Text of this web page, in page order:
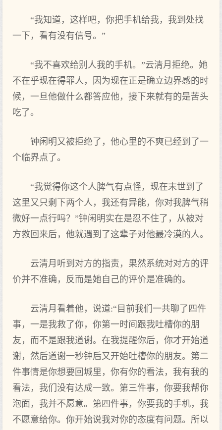
“我知道，这样吧，你把手机给我，我到处找
一下，看有没有信号。”
“我不喜欢给别人我的手机。”云清月拒绝。她
不在乎现在得罪人，因为现在正是确立边界感的时
候，一旦他做什么都答应他，接下来就有的是苦头
吃了。
钟闲明又被拒绝了，他心里的不爽已经到了一
个临界点了。
“我觉得你这个人脾气有点怪，现在末世到了
这里又只剩下两个人，我还有异能，你对我脾气稍
微好一点行吗？”钟闲明实在是忍不住了，从被对
方救回来后，他就遇到了这辈子对他最冷漠的人。
云清月听到对方的指责，果然系统对对方的评
价并不准确，反而是她自己的评价是准确的。
云清月看着他，说道:“目前我们一共聊了四件
事，一是我救了你，你第一时间跟我吐槽你的朋
友，而不是跟我道谢。在我提醒你后，你才开始道
谢，然后道谢一秒钟后又开始吐槽你的朋友。第二
件事情是你想要回城里，你有你的看法，我有我的
看法，我们没有达成一致。第三件事，你要我帮你
泡面，我并不愿意。第四件事，你要我的手机，我
不愿意给你。你开始说我对你的态度有问题。所以